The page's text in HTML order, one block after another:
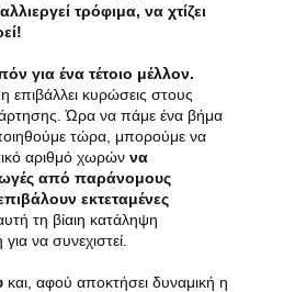
τρόφιμα, να χτίζει
για ένα τέτοιο μέλλον.
επιβάλλει κυρώσεις στους
Ώρα να πάμε ένα βήμα
τώρα, μπορούμε να
αριθμό χωρώννα
από παράνομους
εκτεταμένες
τη βίαιη κατάληψη
να συνεχιστεί.
και, αφού αποκτήσει δυναμική η